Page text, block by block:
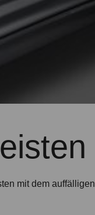
mit dem auffälligen